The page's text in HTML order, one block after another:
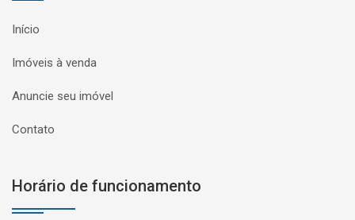
Início
Imóveis à venda
Anuncie seu imóvel
Contato
Horário de funcionamento